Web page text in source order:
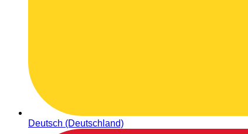
Deutsch (Deutschland)